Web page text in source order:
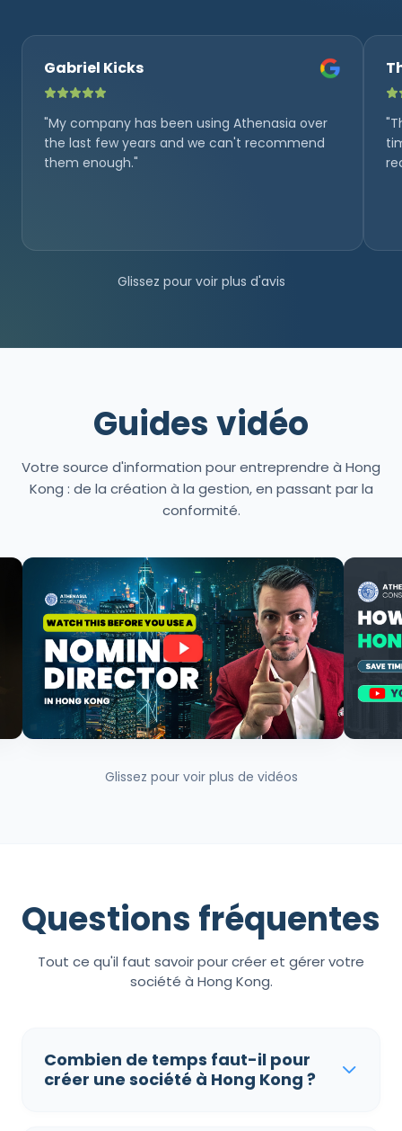
Gabriel Kicks
"My company has been using Athenasia over
the last few years and we can't recommend
them enough."
Glissez pour voir plus d'avis
Guides vidéo
Votre source d'information pour entreprendre à Hong
Kong : de la création à la gestion, en passant par la
conformité.
Glissez pour voir plus de vidéos
Questions fréquentes
Tout ce qu'il faut savoir pour créer et gérer votre
société à Hong Kong.
Combien de temps faut-il pour
créer une société à Hong Kong ?